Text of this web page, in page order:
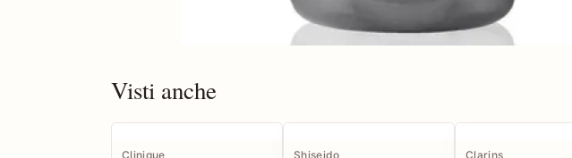
Visti anche
Clinique Shiseido Clarins